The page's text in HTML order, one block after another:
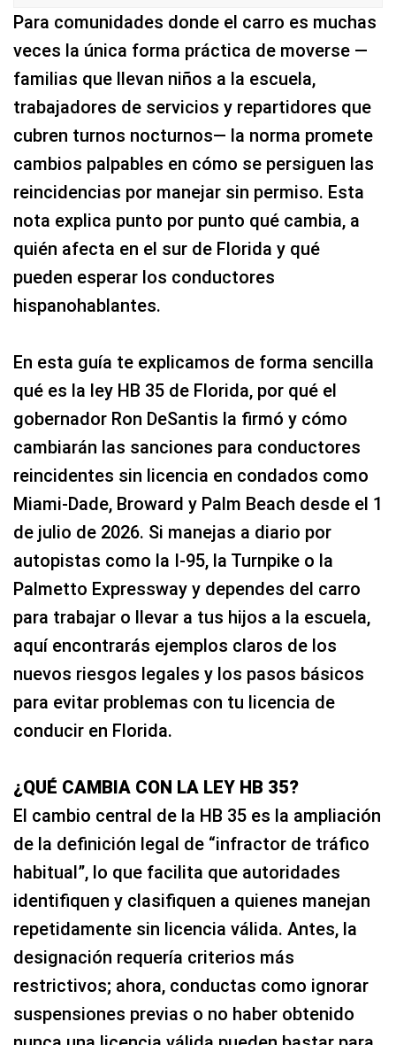
Para comunidades donde el carro es muchas
veces la única forma práctica de moverse —
familias que llevan niños a la escuela,
trabajadores de servicios y repartidores que
cubren turnos nocturnos— la norma promete
cambios palpables en cómo se persiguen las
reincidencias por manejar sin permiso. Esta
nota explica punto por punto qué cambia, a
quién afecta en el sur de Florida y qué
pueden esperar los conductores
hispanohablantes.
En esta guía te explicamos de forma sencilla
qué es la ley HB 35 de Florida, por qué el
gobernador Ron DeSantis la firmó y cómo
cambiarán las sanciones para conductores
reincidentes sin licencia en condados como
Miami‑Dade, Broward y Palm Beach desde el 1
de julio de 2026. Si manejas a diario por
autopistas como la I‑95, la Turnpike o la
Palmetto Expressway y dependes del carro
para trabajar o llevar a tus hijos a la escuela,
aquí encontrarás ejemplos claros de los
nuevos riesgos legales y los pasos básicos
para evitar problemas con tu licencia de
conducir en Florida.
¿QUÉ CAMBIA CON LA LEY HB 35?
El cambio central de la HB 35 es la ampliación
de la definición legal de “infractor de tráfico
habitual”, lo que facilita que autoridades
identifiquen y clasifiquen a quienes manejan
repetidamente sin licencia válida. Antes, la
designación requería criterios más
restrictivos; ahora, conductas como ignorar
suspensiones previas o no haber obtenido